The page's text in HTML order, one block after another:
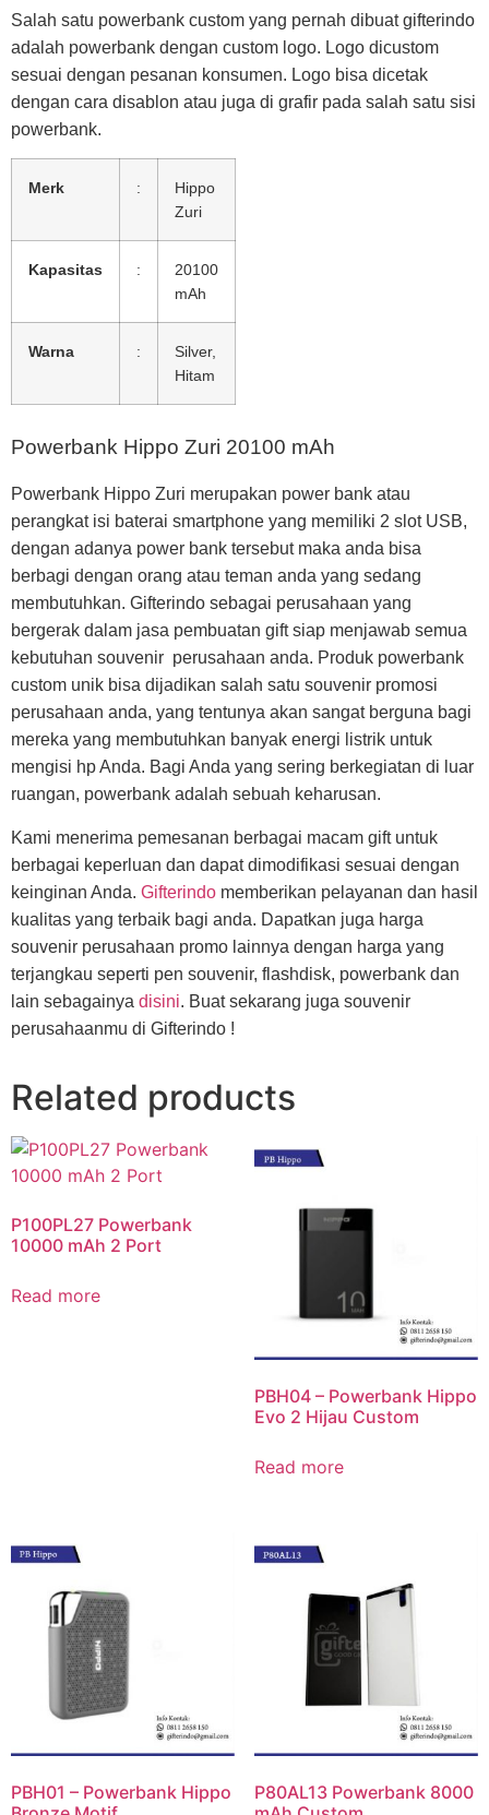
Salah satu powerbank custom yang pernah dibuat gifterindo
adalah powerbank dengan custom logo. Logo dicustom
sesuai dengan pesanan konsumen. Logo bisa dicetak
dengan cara disablon atau juga di grafir pada salah satu sisi
powerbank.
Merk :
Hippo
Zuri
Kapasitas :
20100
mAh
Warna :
Silver,
Hitam
Powerbank Hippo Zuri 20100 mAh
Powerbank Hippo Zuri merupakan power bank atau
perangkat isi baterai smartphone yang memiliki 2 slot USB,
dengan adanya power bank tersebut maka anda bisa
berbagi dengan orang atau teman anda yang sedang
membutuhkan. Gifterindo sebagai perusahaan yang
bergerak dalam jasa pembuatan gift siap menjawab semua
kebutuhan souvenir perusahaan anda. Produk powerbank
custom unik bisa dijadikan salah satu souvenir promosi
perusahaan anda, yang tentunya akan sangat berguna bagi
mereka yang membutuhkan banyak energi listrik untuk
mengisi hp Anda. Bagi Anda yang sering berkegiatan di luar
ruangan, powerbank adalah sebuah keharusan.
Kami menerima pemesanan berbagai macam gift untuk
berbagai keperluan dan dapat dimodifikasi sesuai dengan
keinginan Anda. Gifterindo memberikan pelayanan dan hasil
kualitas yang terbaik bagi anda. Dapatkan juga harga
souvenir perusahaan promo lainnya dengan harga yang
terjangkau seperti pen souvenir, flashdisk, powerbank dan
lain sebagainya disini. Buat sekarang juga souvenir
perusahaanmu di Gifterindo !
Related products
P100PL27 Powerbank
10000 mAh 2 Port
Read more
PBH04 – Powerbank Hippo
Evo 2 Hijau Custom
Read more
PBH01 – Powerbank Hippo
P80AL13 Powerbank 8000